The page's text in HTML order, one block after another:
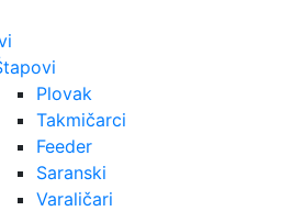
Plovak
Takmičarci
Feeder
Saranski
Varaličari